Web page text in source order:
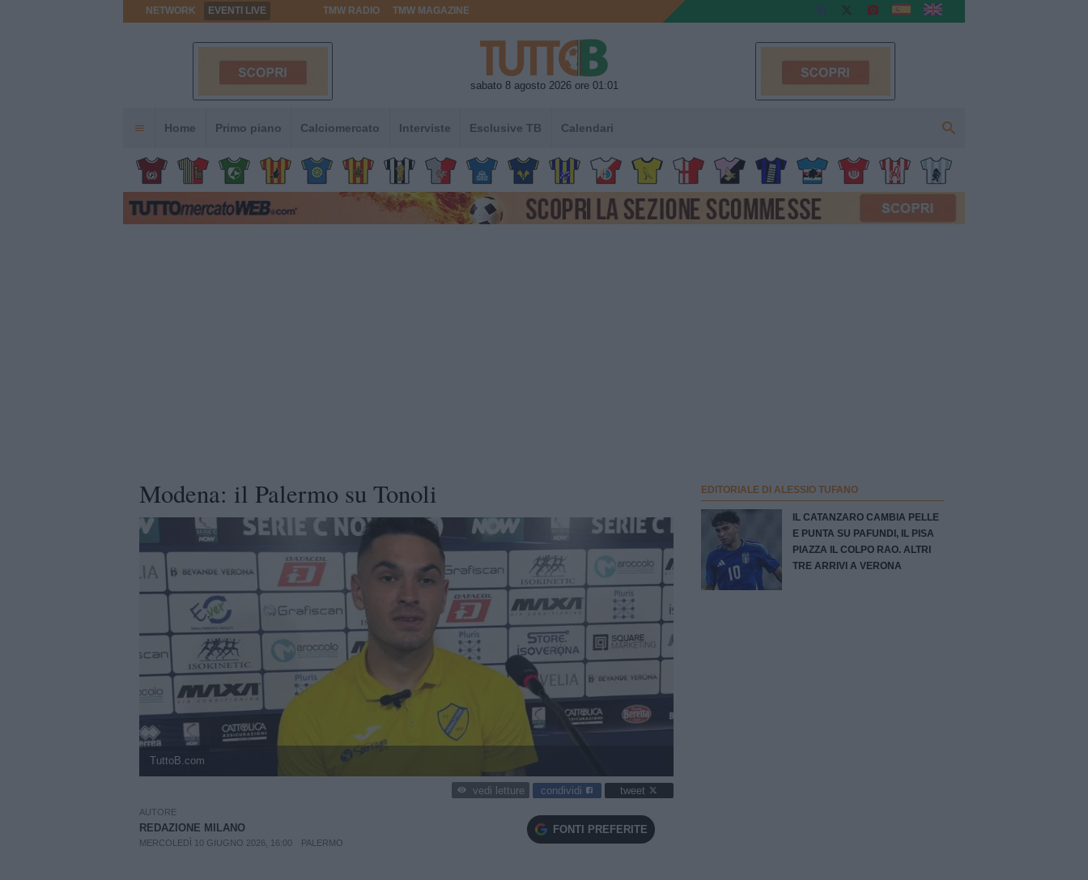
NETWORK EVENTI LIVE TMW RADIO TMW MAGAZINE
sabato 8 agosto 2026 ore 01:01
Home Primo piano Calciomercato Interviste Esclusive TB Calendari
Modena: il Palermo su Tonoli
TuttoB.com
vedi letture condividi tweet
AUTORE
REDAZIONE MILANO
MERCOLEDÌ 10 GIUGNO 2026, 16:00 PALERMO
FONTI PREFERITE
EDITORIALE DI ALESSIO TUFANO
IL CATANZARO CAMBIA PELLE
E PUNTA SU PAFUNDI, IL PISA
PIAZZA IL COLPO RAO. ALTRI
TRE ARRIVI A VERONA